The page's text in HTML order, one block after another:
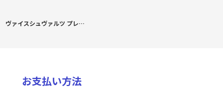
ヴァイスシュヴァルツ プレミアムブースター アイドルマスター ミリオンライブ！ BOX
お支払い方法